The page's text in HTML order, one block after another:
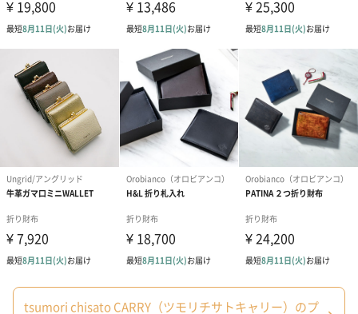
紙袋
お渡し用の紙袋です。
商品に合わせたサイズをお届けします。
あり（280円）
tsumori chisato CARRY（ツモリチサトキャリー）のプ